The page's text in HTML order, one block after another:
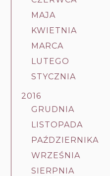
MAJA
KWIETNIA
MARCA
LUTEGO
STYCZNIA
2016
GRUDNIA
LISTOPADA
PAŹDZIERNIKA
WRZEŚNIA
SIERPNIA